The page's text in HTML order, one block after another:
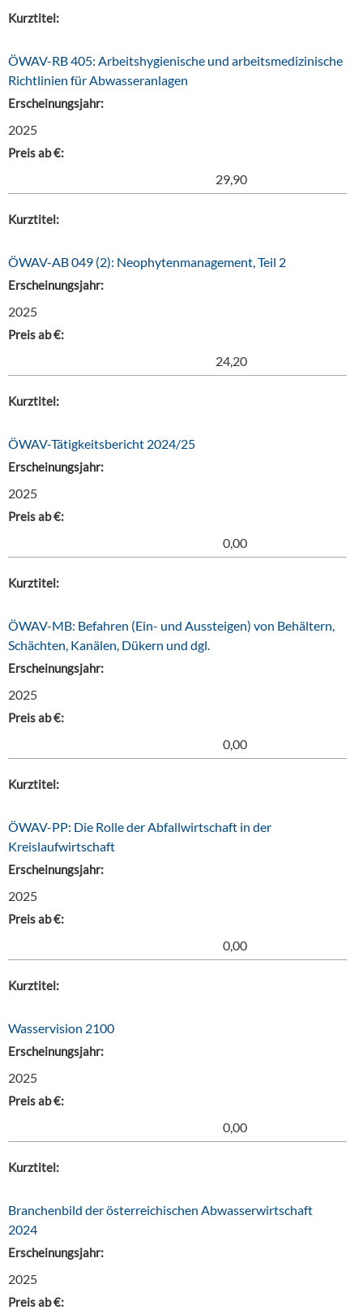
Kurztitel:
ÖWAV-RB 405: Arbeitshygienische und arbeitsmedizinische
Richtlinien für Abwasseranlagen
Erscheinungsjahr:
2025
Preis ab €:
29,90
Kurztitel:
ÖWAV-AB 049 (2): Neophytenmanagement, Teil 2
Erscheinungsjahr:
2025
Preis ab €:
24,20
Kurztitel:
ÖWAV-Tätigkeitsbericht 2024/25
Erscheinungsjahr:
2025
Preis ab €:
0,00
Kurztitel:
ÖWAV-MB: Befahren (Ein- und Aussteigen) von Behältern,
Schächten, Kanälen, Dükern und dgl.
Erscheinungsjahr:
2025
Preis ab €:
0,00
Kurztitel:
ÖWAV-PP: Die Rolle der Abfallwirtschaft in der
Kreislaufwirtschaft
Erscheinungsjahr:
2025
Preis ab €:
0,00
Kurztitel:
Wasservision 2100
Erscheinungsjahr:
2025
Preis ab €:
0,00
Kurztitel:
Branchenbild der österreichischen Abwasserwirtschaft
2024
Erscheinungsjahr:
2025
Preis ab €: